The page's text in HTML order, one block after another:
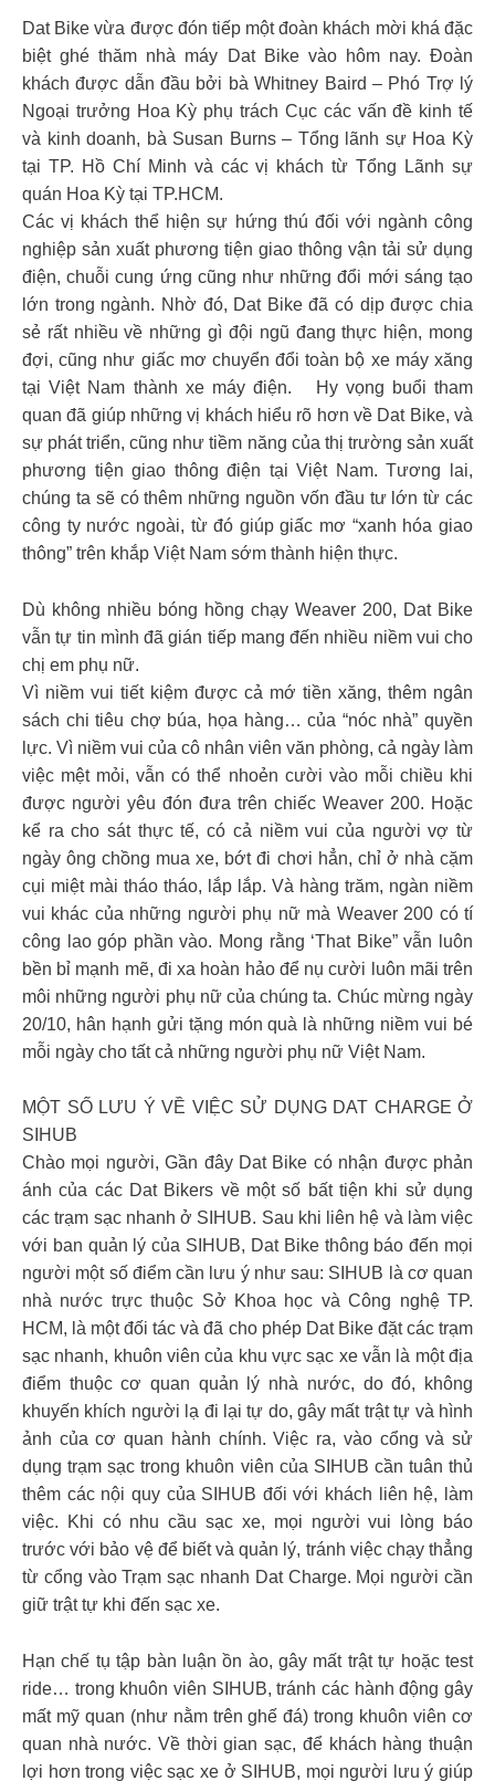
Dat Bike vừa được đón tiếp một đoàn khách mời khá đặc
biệt ghé thăm nhà máy Dat Bike vào hôm nay. Đoàn
khách được dẫn đầu bởi bà Whitney Baird – Phó Trợ lý
Ngoại trưởng Hoa Kỳ phụ trách Cục các vấn đề kinh tế
và kinh doanh, bà Susan Burns – Tổng lãnh sự Hoa Kỳ
tại TP. Hồ Chí Minh và các vị khách từ Tổng Lãnh sự
quán Hoa Kỳ tại TP.HCM.
Các vị khách thể hiện sự hứng thú đối với ngành công
nghiệp sản xuất phương tiện giao thông vận tải sử dụng
điện, chuỗi cung ứng cũng như những đổi mới sáng tạo
lớn trong ngành. Nhờ đó, Dat Bike đã có dịp được chia
sẻ rất nhiều về những gì đội ngũ đang thực hiện, mong
đợi, cũng như giấc mơ chuyển đổi toàn bộ xe máy xăng
tại Việt Nam thành xe máy điện. Hy vọng buổi tham
quan đã giúp những vị khách hiểu rõ hơn về Dat Bike, và
sự phát triển, cũng như tiềm năng của thị trường sản xuất
phương tiện giao thông điện tại Việt Nam. Tương lai,
chúng ta sẽ có thêm những nguồn vốn đầu tư lớn từ các
công ty nước ngoài, từ đó giúp giấc mơ “xanh hóa giao
thông” trên khắp Việt Nam sớm thành hiện thực.
Dù không nhiều bóng hồng chạy Weaver 200, Dat Bike
vẫn tự tin mình đã gián tiếp mang đến nhiều niềm vui cho
chị em phụ nữ.
Vì niềm vui tiết kiệm được cả mớ tiền xăng, thêm ngân
sách chi tiêu chợ búa, họa hàng… của “nóc nhà” quyền
lực. Vì niềm vui của cô nhân viên văn phòng, cả ngày làm
việc mệt mỏi, vẫn có thể nhoẻn cười vào mỗi chiều khi
được người yêu đón đưa trên chiếc Weaver 200. Hoặc
kể ra cho sát thực tế, có cả niềm vui của người vợ từ
ngày ông chồng mua xe, bớt đi chơi hẳn, chỉ ở nhà cặm
cụi miệt mài tháo tháo, lắp lắp. Và hàng trăm, ngàn niềm
vui khác của những người phụ nữ mà Weaver 200 có tí
công lao góp phần vào. Mong rằng ‘That Bike” vẫn luôn
bền bỉ mạnh mẽ, đi xa hoàn hảo để nụ cười luôn mãi trên
môi những người phụ nữ của chúng ta. Chúc mừng ngày
20/10, hân hạnh gửi tặng món quà là những niềm vui bé
mỗi ngày cho tất cả những người phụ nữ Việt Nam.
MỘT SỐ LƯU Ý VỀ VIỆC SỬ DỤNG DAT CHARGE Ở
SIHUB
Chào mọi người, Gần đây Dat Bike có nhận được phản
ánh của các Dat Bikers về một số bất tiện khi sử dụng
các trạm sạc nhanh ở SIHUB. Sau khi liên hệ và làm việc
với ban quản lý của SIHUB, Dat Bike thông báo đến mọi
người một số điểm cần lưu ý như sau: SIHUB là cơ quan
nhà nước trực thuộc Sở Khoa học và Công nghệ TP.
HCM, là một đối tác và đã cho phép Dat Bike đặt các trạm
sạc nhanh, khuôn viên của khu vực sạc xe vẫn là một địa
điểm thuộc cơ quan quản lý nhà nước, do đó, không
khuyến khích người lạ đi lại tự do, gây mất trật tự và hình
ảnh của cơ quan hành chính. Việc ra, vào cổng và sử
dụng trạm sạc trong khuôn viên của SIHUB cần tuân thủ
thêm các nội quy của SIHUB đối với khách liên hệ, làm
việc. Khi có nhu cầu sạc xe, mọi người vui lòng báo
trước với bảo vệ để biết và quản lý, tránh việc chạy thẳng
từ cổng vào Trạm sạc nhanh Dat Charge. Mọi người cần
giữ trật tự khi đến sạc xe.
Hạn chế tụ tập bàn luận ồn ào, gây mất trật tự hoặc test
ride… trong khuôn viên SIHUB, tránh các hành động gây
mất mỹ quan (như nằm trên ghế đá) trong khuôn viên cơ
quan nhà nước. Về thời gian sạc, để khách hàng thuận
lợi hơn trong việc sạc xe ở SIHUB, mọi người lưu ý giúp